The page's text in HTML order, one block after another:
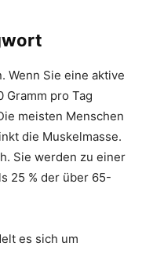
Wenn Sie eine aktive
Gramm pro Tag
meisten Menschen
die Muskelmasse.
Sie werden zu einer
25 % der über 65-
es sich um